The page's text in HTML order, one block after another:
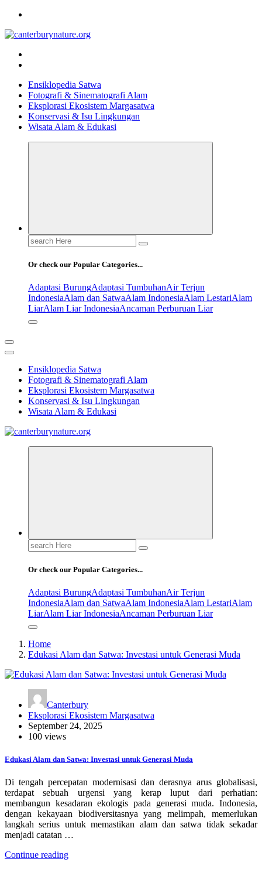
Skip
content
Tur Alam dan Margasatwa Terbaik di Canterbury
Ensiklopedia Satwa
Fotografi & Sinematografi Alam
Eksplorasi Ekosistem Margasatwa
Konservasi & Isu Lingkungan
Wisata Alam & Edukasi
Search
for:
Or check our Popular Categories...
Adaptasi BurungAdaptasi TumbuhanAir Terjun
IndonesiaAlam dan SatwaAlam IndonesiaAlam LestariAlam
LiarAlam Liar IndonesiaAncaman Perburuan Liar
Ensiklopedia Satwa
Fotografi & Sinematografi Alam
Eksplorasi Ekosistem Margasatwa
Konservasi & Isu Lingkungan
Wisata Alam & Edukasi
Tur Alam dan Margasatwa Terbaik di Canterbury
Search
for:
Or check our Popular Categories...
Adaptasi BurungAdaptasi TumbuhanAir Terjun
IndonesiaAlam dan SatwaAlam IndonesiaAlam LestariAlam
LiarAlam Liar IndonesiaAncaman Perburuan Liar
Home
Edukasi Alam dan Satwa: Investasi untuk Generasi Muda
Canterbury
Eksplorasi Ekosistem Margasatwa
September 24, 2025
100 views
Edukasi Alam dan Satwa: Investasi untuk Generasi Muda
Di tengah percepatan modernisasi dan derasnya arus globalisasi,
terdapat sebuah urgensi yang kerap luput dari perhatian:
membangun kesadaran ekologis pada generasi muda. Indonesia,
dengan kekayaan biodiversitasnya yang melimpah, memerlukan
langkah serius untuk memastikan alam dan satwa tidak sekadar
menjadi catatan …
Continue reading